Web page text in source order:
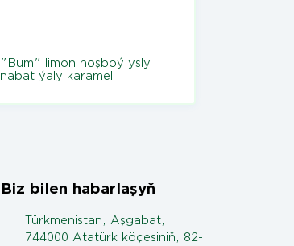
"Bum" limon hoşboý ysly
nabat ýaly karamel
Biz bilen habarlaşyň
Türkmenistan, Aşgabat,
744000 Atatürk köçesiniň, 82-